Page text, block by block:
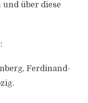
über diese
Ferdinand-